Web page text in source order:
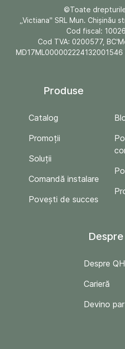
©Toate
„Victiana" SRL Mun. Chişinău
Cod fiscal:
Cod TVA: 0200577,
Produse
Catalog
Promoții
Soluții
Comandă instalare
Povești de succes
Despre
Carieră
Devino